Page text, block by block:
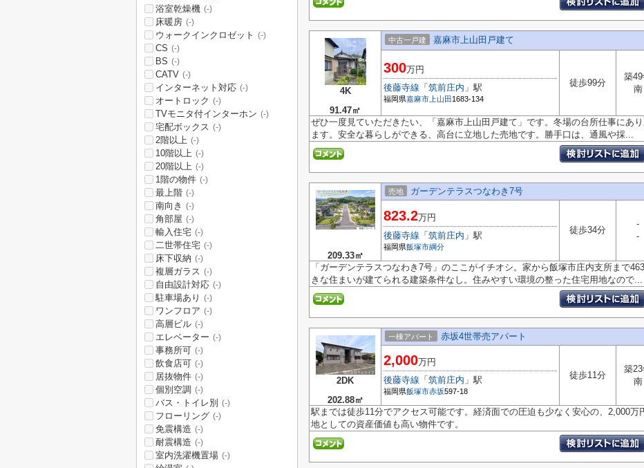
4K
91.47㎡
中古一戸建 嘉麻市上山田戸建て
300万円
後藤寺線 「 筑前庄内 」駅
福岡県嘉麻市 上山田 1683-134
徒歩99分
築
南
ぜひ一度見ていただきたい、「嘉麻市上山田戸建て」です。冬場の台所仕事にあ
ます。安全な暮らしができる、高台に立地した売地です。勝手口は、通風や採...
209.33㎡
売地 ガーデンテラスつなわき7号
823.2万円
後藤寺線 「 筑前庄内 」駅
福岡県飯塚市綱分
徒歩34分
-
-
「ガーデンテラスつなわき7号」のここがイチオシ。家から飯塚市庄内支所まで
きな住まいが建てられる建築条件なし。住みやすい環境の整った住宅用地なので...
2DK
202.88㎡
一棟アパート 赤坂4世帯売アパート
2,000万円
後藤寺線 「 筑前庄内 」駅
福岡県飯塚市赤坂597-18
徒歩11分
築
南
駅までは徒歩11分でアクセス可能です。経済面での圧迫も少なく安心の、2,000万
地としての資産価値も高い物件です。
浴室乾燥機 (-)
床暖房 (-)
ウォークインクロゼット (-)
CS (-)
BS (-)
CATV (-)
インターネット対応 (-)
オートロック (-)
TVモニタ付インターホン (-)
宅配ボックス (-)
2階以上 (-)
10階以上 (-)
20階以上 (-)
1階の物件 (-)
最上階 (-)
南向き (-)
角部屋 (-)
輸入住宅 (-)
二世帯住宅 (-)
床下収納 (-)
複層ガラス (-)
自由設計対応 (-)
駐車場あり (-)
ワンフロア (-)
高層ビル (-)
エレベーター (-)
事務所可 (-)
飲食店可 (-)
居抜物件 (-)
個別空調 (-)
バス・トイレ別 (-)
フローリング (-)
免震構造 (-)
耐震構造 (-)
室内洗濯機置場 (-)